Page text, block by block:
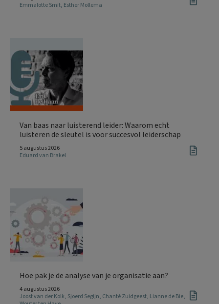
Emmalotte Smit, Esther Mollema
Van baas naar luisterend leider: Waarom echt
luisteren de sleutel is voor succesvol leiderschap
5 augustus 2026
Eduard van Brakel
Hoe pak je de analyse van je organisatie aan?
4 augustus 2026
Joost van der Kolk, Sjoerd Segijn, Chanté Zuidgeest, Lianne de Bie,